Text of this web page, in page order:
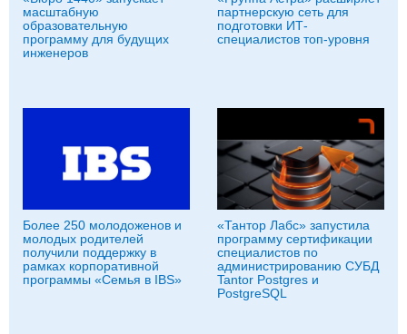
масштабную
образовательную
программу для будущих
инженеров
партнерскую сеть для
подготовки ИТ-
специалистов топ-уровня
Более 250 молодоженов и
молодых родителей
получили поддержку в
рамках корпоративной
программы «Семья в IBS»
«Тантор Лабс» запустила
программу сертификации
специалистов по
администрированию СУБД
Tantor Postgres и
PostgreSQL